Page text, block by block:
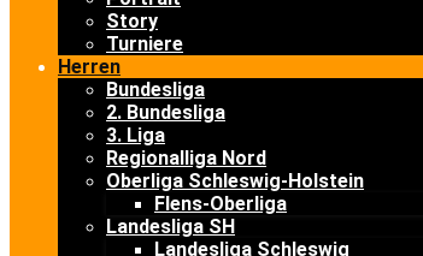
Story
Turniere
Herren
Bundesliga
2. Bundesliga
3. Liga
Regionalliga Nord
Oberliga Schleswig-Holstein
Flens-Oberliga
Landesliga SH
Landesliga Schleswig